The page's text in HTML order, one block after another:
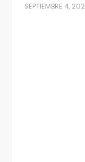
SEPTIEMBRE 4,